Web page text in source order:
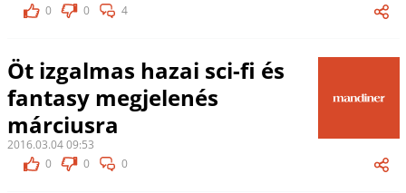
0
0 4
Öt izgalmas hazai sci-fi és
fantasy megjelenés
márciusra
2016.03.04 09:53
0
0 0